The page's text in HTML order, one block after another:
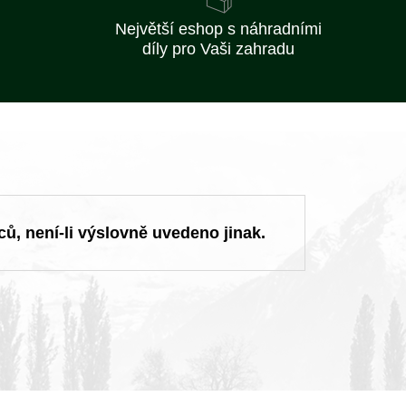
Největší eshop s náhradními
díly pro Vaši zahradu
není-li výslovně uvedeno jinak.